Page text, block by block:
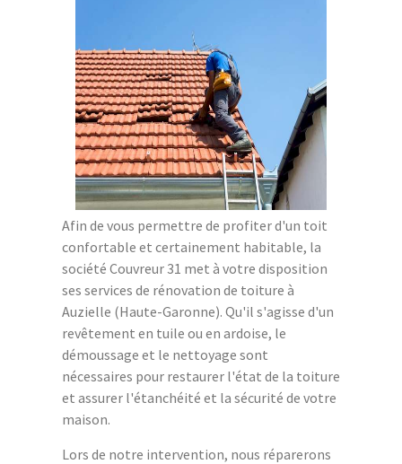
Afin de vous permettre de profiter d'un toit
confortable et certainement habitable, la
société Couvreur 31 met à votre disposition
ses services de rénovation de toiture à
Auzielle (Haute-Garonne). Qu'il s'agisse d'un
revêtement en tuile ou en ardoise, le
démoussage et le nettoyage sont
nécessaires pour restaurer l'état de la toiture
et assurer l'étanchéité et la sécurité de votre
maison.
Lors de notre intervention, nous réparerons